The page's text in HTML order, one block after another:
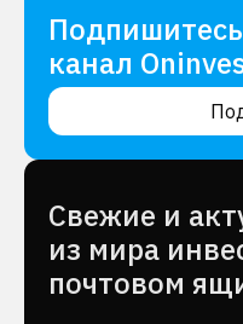
канал
Cвежие и
из мира
почтовом